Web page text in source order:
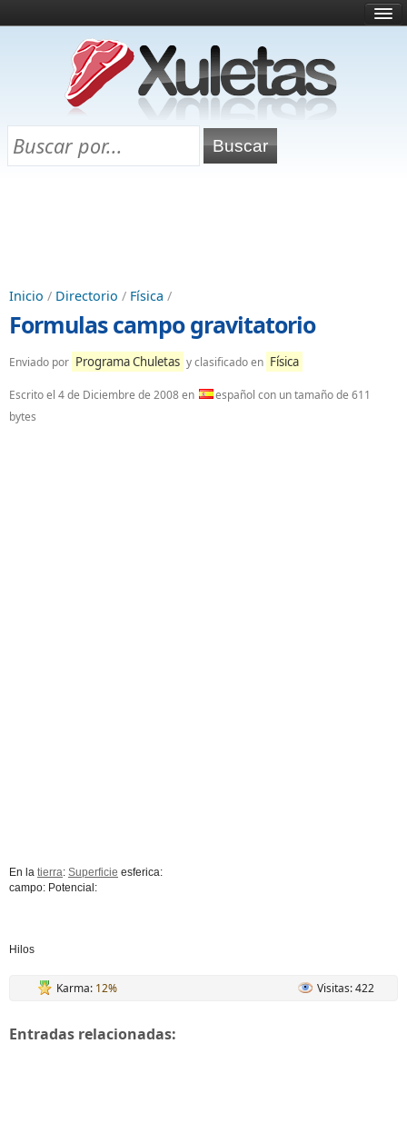
¿Qué es esto?
Directorio
Chuletas para exámenes
Inicio / Directorio / Física /
Formulas campo gravitatorio
Enviado por Programa Chuletas y clasificado en Física
Escrito el 4 de Diciembre de 2008en
español con un tamaño de 611
bytes
En la tierra: Superficie esferica:
campo: Potencial:
Hilos
Karma: 12% Visitas: 422
Entradas relacionadas: